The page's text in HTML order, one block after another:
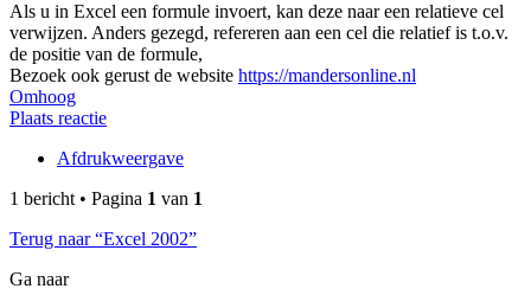
Als u in Excel een formule invoert, kan deze naar een relatieve cel
verwijzen. Anders gezegd, refereren aan een cel die relatief is t.o.v.
de positie van de formule,
Bezoek ook gerust de website https://mandersonline.nl
Omhoog
Plaats reactie
Afdrukweergave
1 bericht • Pagina 1 van 1
Terug naar “Excel 2002”
Ga naar